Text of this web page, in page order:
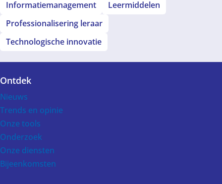
Informatiemanagement
Leermiddelen
Professionalisering leraar
Technologische innovatie
Voet
Ontdek
Nieuws
Trends en opinie
Onze tools
Onderzoek
Onze diensten
Bijeenkomsten